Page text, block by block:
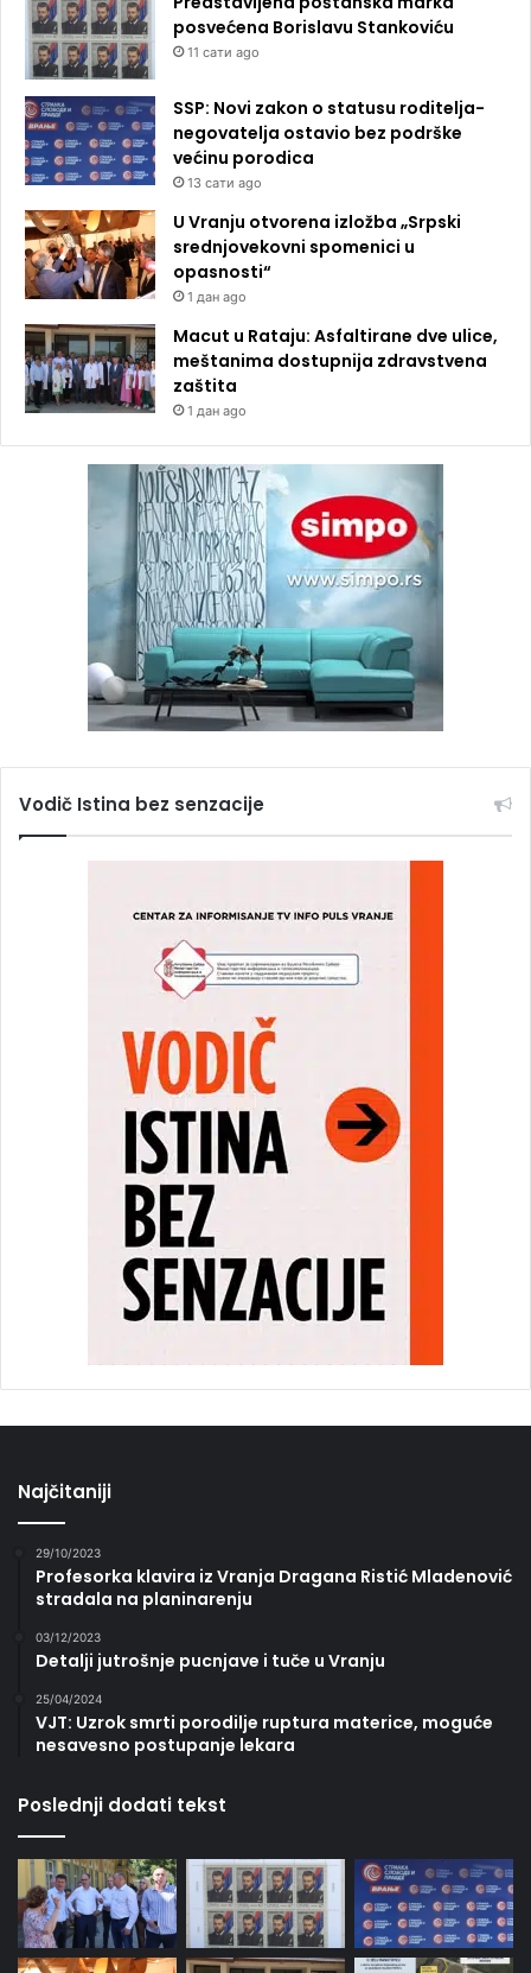
posvećena Borislavu Stankoviću
11 сати ago
SSP: Novi zakon o statusu roditelja-
negovatelja ostavio bez podrške
većinu porodica
13 сати ago
U Vranju otvorena izložba „Srpski
srednjovekovni spomenici u
opasnosti“
1 дан ago
Macut u Rataju: Asfaltirane dve ulice,
meštanima dostupnija zdravstvena
zaštita
1 дан ago
Vodič Istina bez senzacije
Najčitaniji
29/10/2023
Profesorka klavira iz Vranja Dragana Ristić Mladenović
stradala na planinarenju
03/12/2023
Detalji jutrošnje pucnjave i tuče u Vranju
25/04/2024
VJT: Uzrok smrti porodilje ruptura materice, moguće
nesavesno postupanje lekara
Poslednji dodati tekst